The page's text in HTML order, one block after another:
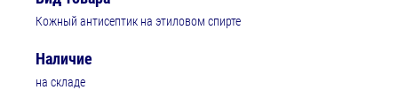
Кожный антисептик на этиловом спирте
Наличие
на складе